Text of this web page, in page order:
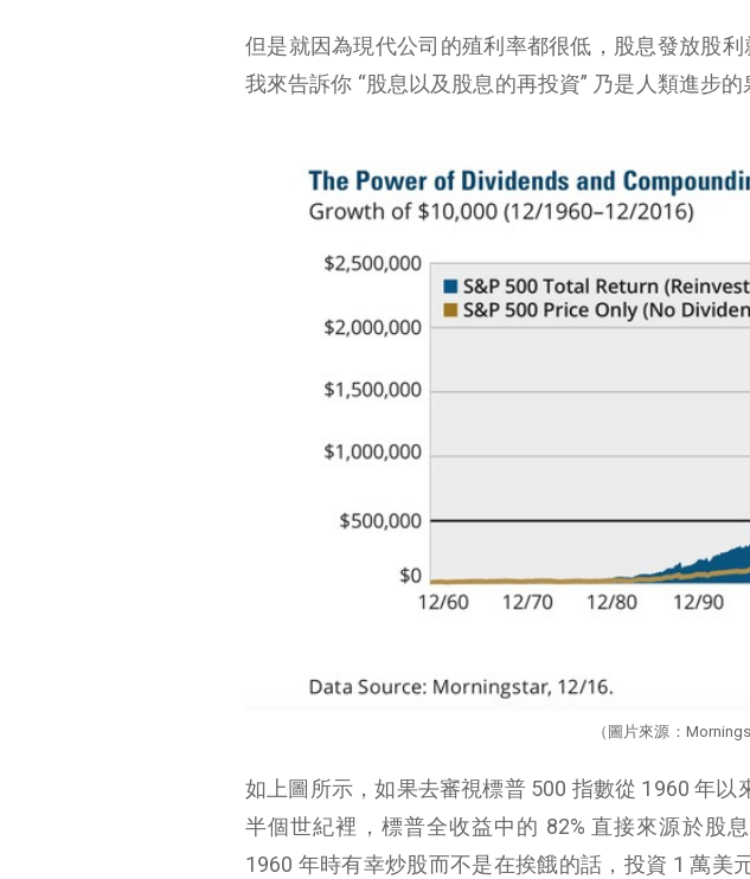
但是就因為現代公司的殖利率都很低，股息發放股
我來告訴你 “股息以及股息的再投資” 乃是人類進步的
（圖片來源：
如上圖所示，如果去審視標普 500 指數從 1960 年以
半個世紀裡，標普全收益中的 82% 直接來源於股
1960 年時有幸炒股而不是在挨餓的話，投資 1 萬美